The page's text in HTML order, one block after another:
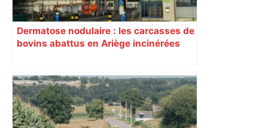
Dermatose nodulaire : les carcasses de
bovins abattus en Ariège incinérées